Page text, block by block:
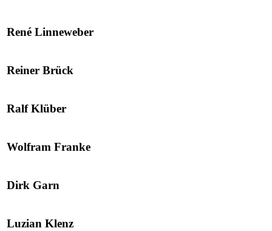
René Linneweber
Reiner Brück
Ralf Klüber
Wolfram Franke
Dirk Garn
Luzian Klenz